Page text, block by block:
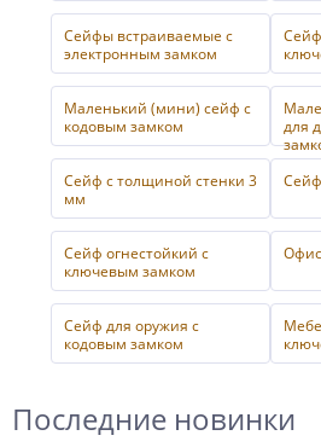
Сейфы встраиваемые с
электронным замком
Маленький (мини) сейф с
кодовым замком
для
Сейф с толщиной стенки 3
мм
Сейф огнестойкий с
ключевым замком
Сейф для оружия с
кодовым замком
Последние новинки